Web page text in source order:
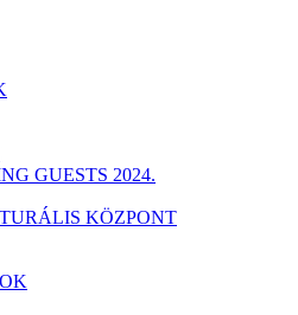
GUESTS 2024.
KÖZPONT